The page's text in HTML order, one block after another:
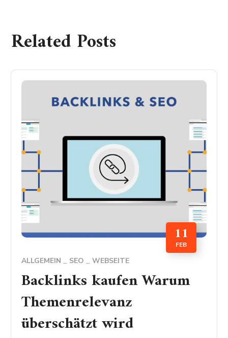
Related Posts
11
FEB
ALLGEMEIN SEO WEBSEITE
Backlinks kaufen Warum
Themenrelevanz
überschätzt wird